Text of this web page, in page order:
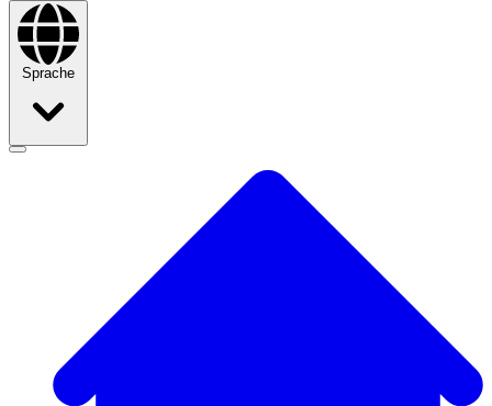
Sprache